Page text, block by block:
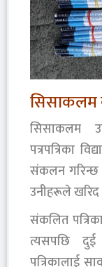
सिसाकलम
सिसाकलम
पत्रपत्रिका
संकलन गरिन्छ
उनीहरूले खरिद
संकलित
त्यसपछि दुई
पत्रिकालाई